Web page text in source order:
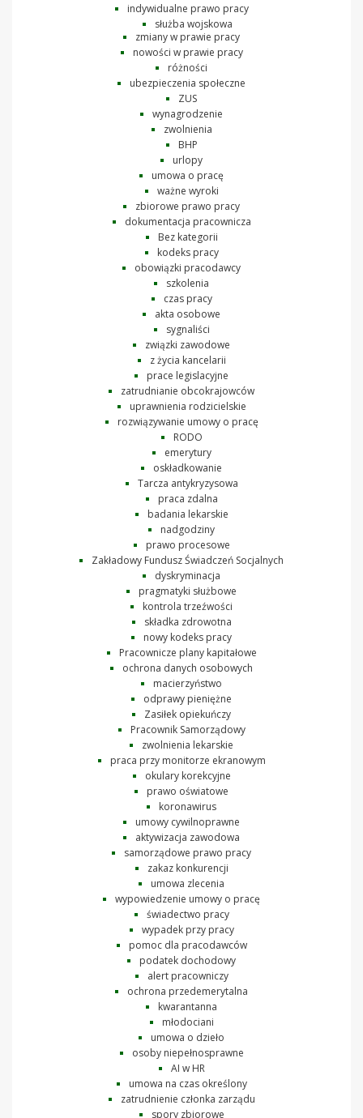
indywidualne prawo pracy
służba wojskowa
zmiany w prawie pracy
nowości w prawie pracy
różności
ubezpieczenia społeczne
ZUS
wynagrodzenie
zwolnienia
BHP
urlopy
umowa o pracę
ważne wyroki
zbiorowe prawo pracy
dokumentacja pracownicza
Bez kategorii
kodeks pracy
obowiązki pracodawcy
szkolenia
czas pracy
akta osobowe
sygnaliści
związki zawodowe
z życia kancelarii
prace legislacyjne
zatrudnianie obcokrajowców
uprawnienia rodzicielskie
rozwiązywanie umowy o pracę
RODO
emerytury
oskładkowanie
Tarcza antykryzysowa
praca zdalna
badania lekarskie
nadgodziny
prawo procesowe
Zakładowy Fundusz Świadczeń Socjalnych
dyskryminacja
pragmatyki służbowe
kontrola trzeźwości
składka zdrowotna
nowy kodeks pracy
Pracownicze plany kapitałowe
ochrona danych osobowych
macierzyństwo
odprawy pieniężne
Zasiłek opiekuńczy
Pracownik Samorządowy
zwolnienia lekarskie
praca przy monitorze ekranowym
okulary korekcyjne
prawo oświatowe
koronawirus
umowy cywilnoprawne
aktywizacja zawodowa
samorządowe prawo pracy
zakaz konkurencji
umowa zlecenia
wypowiedzenie umowy o pracę
świadectwo pracy
wypadek przy pracy
pomoc dla pracodawców
podatek dochodowy
alert pracowniczy
ochrona przedemerytalna
kwarantanna
młodociani
umowa o dzieło
osoby niepełnosprawne
AI w HR
umowa na czas określony
zatrudnienie członka zarządu
spory zbiorowe